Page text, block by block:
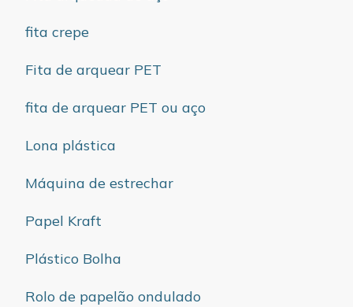
fita crepe
Fita de arquear PET
fita de arquear PET ou aço
Lona plástica
Máquina de estrechar
Papel Kraft
Plástico Bolha
Rolo de papelão ondulado